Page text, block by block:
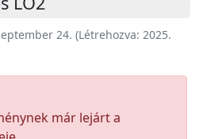
24. (Létrehozva: 2025.
már lejárt a